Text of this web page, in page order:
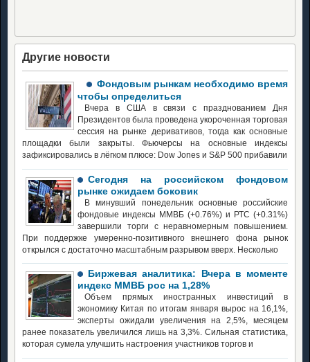
Другие новости
Фондовым рынкам необходимо время
чтобы определиться
Вчера в США в связи с празднованием Дня
Президентов была проведена укороченная торговая
сессия на рынке деривативов, тогда как основные
площадки были закрыты. Фьючерсы на основные индексы
зафиксировались в лёгком плюсе: Dow Jones и S&P 500 прибавили
Сегодня на российском фондовом
рынке ожидаем боковик
В минувший понедельник основные российские
фондовые индексы ММВБ (+0.76%) и РТС (+0.31%)
завершили торги с неравномерным повышением.
При поддержке умеренно-позитивного внешнего фона рынок
открылся с достаточно масштабным разрывом вверх. Несколько
Биржевая аналитика: Вчера в моменте
индекс ММВБ рос на 1,28%
Объем прямых иностранных инвестиций в
экономику Китая по итогам января вырос на 16,1%,
эксперты ожидали увеличения на 2,5%, месяцем
ранее показатель увеличился лишь на 3,3%. Сильная статистика,
которая сумела улучшить настроения участников торгов и